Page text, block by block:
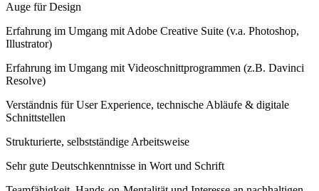
Auge für Design
Erfahrung im Umgang mit Adobe Creative Suite (v.a. Photoshop,
Illustrator)
Erfahrung im Umgang mit Videoschnittprogrammen (z.B. Davinci
Resolve)
Verständnis für User Experience, technische Abläufe & digitale
Schnittstellen
Strukturierte, selbstständige Arbeitsweise
Sehr gute Deutschkenntnisse in Wort und Schrift